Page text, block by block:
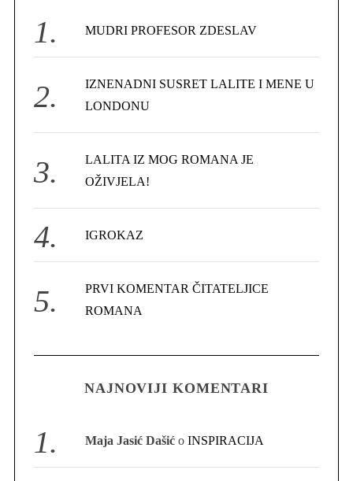
o
MUDRI PROFESOR ZDESLAV
IZNENADNI SUSRET LALITE I MENE U
LONDONU
LALITA IZ MOG ROMANA JE
OŽIVJELA!
IGROKAZ
PRVI KOMENTAR ČITATELJICE
ROMANA
NAJNOVIJI KOMENTARI
Maja Jasić Dašić oINSPIRACIJA
r
c